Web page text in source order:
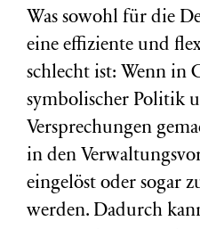
Was sowohl für die
eine effiziente und
schlecht ist: Wenn in
symbolischer Politik
Versprechungen
in den
eingelöst oder sogar
werden. Dadurch